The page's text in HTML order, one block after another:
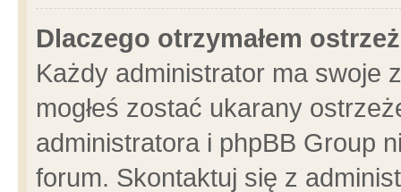
Dlaczego otrzymałem
Każdy administrator ma swoje
mogłeś zostać ukarany
administratora i phpBB Group
forum. Skontaktuj się z